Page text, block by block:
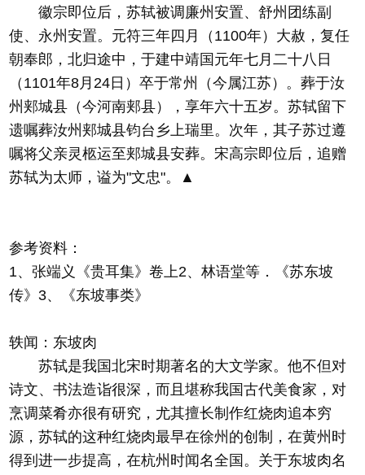
徽宗即位后，苏轼被调廉州安置、舒州团练副
使、永州安置。元符三年四月（1100年）大赦，复任
朝奉郎，北归途中，于建中靖国元年七月二十八日
（1101年8月24日）卒于常州（今属江苏）。葬于汝
州郏城县（今河南郏县），享年六十五岁。苏轼留下
遗嘱葬汝州郏城县钧台乡上瑞里。次年，其子苏过遵
嘱将父亲灵柩运至郏城县安葬。宋高宗即位后，追赠
苏轼为太师，谥为"文忠"。▲
参考资料：
1、张端义《贵耳集》卷上2、林语堂等．《苏东坡
传》3、《东坡事类》
轶闻：东坡肉
苏轼是我国北宋时期著名的大文学家。他不但对
诗文、书法造诣很深，而且堪称我国古代美食家，对
烹调菜肴亦很有研究，尤其擅长制作红烧肉追本穷
源，苏轼的这种红烧肉最早在徐州的创制，在黄州时
得到进一步提高，在杭州时闻名全国。关于东坡肉名